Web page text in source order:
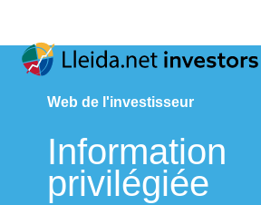
Web de l'investisseur
Information
privilégiée